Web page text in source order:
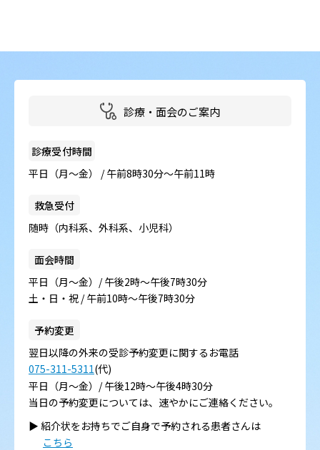
診療・面会のご案内
診療受付時間
平日（月～金） / 午前8時30分～午前11時
救急受付
随時（内科系、外科系、小児科）
面会時間
平日（月～金）/ 午後2時～午後7時30分
土・日・祝 / 午前10時～午後7時30分
予約変更
翌日以降の外来の受診予約変更に関するお電話
075-311-5311(代)
平日（月～金）/ 午後12時～午後4時30分
当日の予約変更については、速やかにご連絡ください。
▶︎ 紹介状をお持ちでご自身で予約される患者さんは
こちら